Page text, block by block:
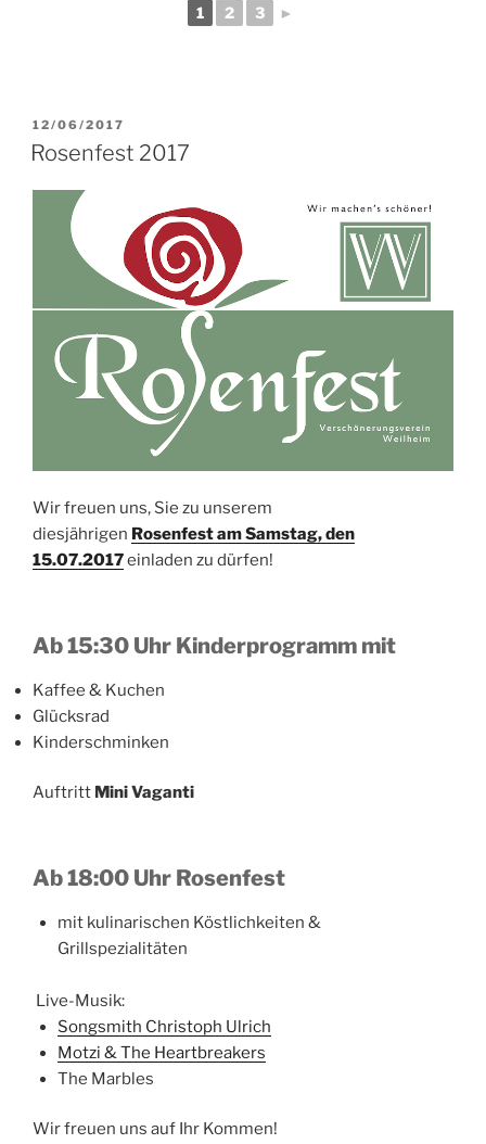
1 2 3 ►
VERÖFFENTLICHT
AM
12/06/2017
Rosenfest 2017
Wir freuen uns, Sie zu unserem
diesjährigen Rosenfest am Samstag, den
15.07.2017einladen zu dürfen!
Ab 15:30 Uhr Kinderprogramm mit
Kaffee & Kuchen
Glücksrad
Kinderschminken
Auftritt Mini Vaganti
Ab 18:00 Uhr Rosenfest
mit kulinarischen Köstlichkeiten &
Grillspezialitäten
Live-Musik:
Songsmith Christoph Ulrich
Motzi & The Heartbreakers
The Marbles
Wir freuen uns auf Ihr Kommen!